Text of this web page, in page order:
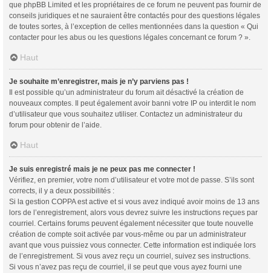
que phpBB Limited et les propriétaires de ce forum ne peuvent pas fournir de
conseils juridiques et ne sauraient être contactés pour des questions légales
de toutes sortes, à l’exception de celles mentionnées dans la question « Qui
contacter pour les abus ou les questions légales concernant ce forum ? ».
Haut
Je souhaite m’enregistrer, mais je n’y parviens pas !
Il est possible qu’un administrateur du forum ait désactivé la création de
nouveaux comptes. Il peut également avoir banni votre IP ou interdit le nom
d’utilisateur que vous souhaitez utiliser. Contactez un administrateur du
forum pour obtenir de l’aide.
Haut
Je suis enregistré mais je ne peux pas me connecter !
Vérifiez, en premier, votre nom d’utilisateur et votre mot de passe. S’ils sont
corrects, il y a deux possibilités :
Si la gestion COPPA est active et si vous avez indiqué avoir moins de 13 ans
lors de l’enregistrement, alors vous devrez suivre les instructions reçues par
courriel. Certains forums peuvent également nécessiter que toute nouvelle
création de compte soit activée par vous-même ou par un administrateur
avant que vous puissiez vous connecter. Cette information est indiquée lors
de l’enregistrement. Si vous avez reçu un courriel, suivez ses instructions.
Si vous n’avez pas reçu de courriel, il se peut que vous ayez fourni une